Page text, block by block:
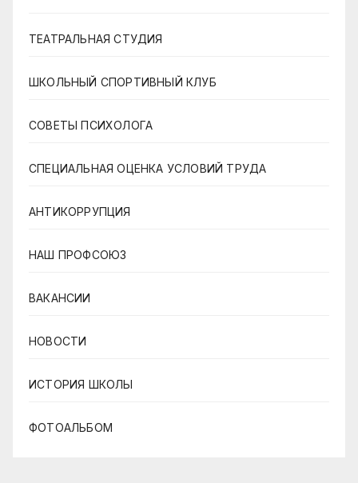
ТЕАТРАЛЬНАЯ СТУДИЯ
ШКОЛЬНЫЙ СПОРТИВНЫЙ КЛУБ
СОВЕТЫ ПСИХОЛОГА
СПЕЦИАЛЬНАЯ ОЦЕНКА УСЛОВИЙ ТРУДА
АНТИКОРРУПЦИЯ
НАШ ПРОФСОЮЗ
ВАКАНСИИ
НОВОСТИ
ИСТОРИЯ ШКОЛЫ
ФОТОАЛЬБОМ